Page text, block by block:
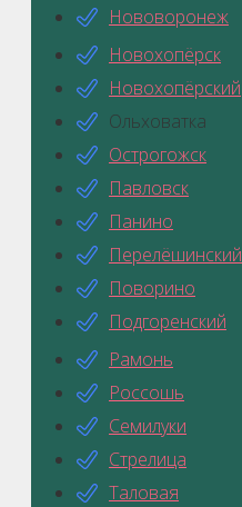
Нововоронеж
Новохопёрск
Новохопёрский
Ольховатка
Острогожск
Павловск
Панино
Перелёшинский
Поворино
Подгоренский
Рамонь
Россошь
Семилуки
Стрелица
Таловая